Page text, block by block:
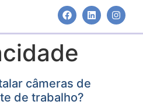
câmeras de
de trabalho?